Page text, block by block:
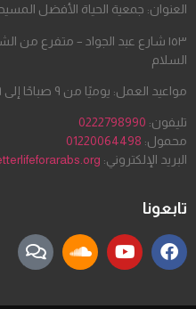
العنوان: جمعية الحياة الأفضل
١٥٣ شارع عبد الجواد – متفرع من
السلام
مواعيد العمل: يوميًا من ٩ صباحًا إلى ٦ مساءً (ما عدا الجمعة والسبت)
تليفون: 0222798990
محمول: 01220064498
البريد الإلكتروني:
تابعونا